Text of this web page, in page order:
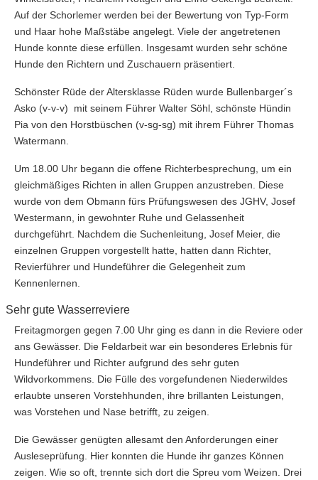
Auf der Schorlemer werden bei der Bewertung von Typ-Form
und Haar hohe Maßstäbe angelegt. Viele der angetretenen
Hunde konnte diese erfüllen. Insgesamt wurden sehr schöne
Hunde den Richtern und Zuschauern präsentiert.
Schönster Rüde der Altersklasse Rüden wurde Bullenbarger´s
Asko (v-v-v) mit seinem Führer Walter Söhl, schönste Hündin
Pia von den Horstbüschen (v-sg-sg) mit ihrem Führer Thomas
Watermann.
Um 18.00 Uhr begann die offene Richterbesprechung, um ein
gleichmäßiges Richten in allen Gruppen anzustreben. Diese
wurde von dem Obmann fürs Prüfungswesen des JGHV, Josef
Westermann, in gewohnter Ruhe und Gelassenheit
durchgeführt. Nachdem die Suchenleitung, Josef Meier, die
einzelnen Gruppen vorgestellt hatte, hatten dann Richter,
Revierführer und Hundeführer die Gelegenheit zum
Kennenlernen.
Sehr gute Wasserreviere
Freitagmorgen gegen 7.00 Uhr ging es dann in die Reviere oder
ans Gewässer. Die Feldarbeit war ein besonderes Erlebnis für
Hundeführer und Richter aufgrund des sehr guten
Wildvorkommens. Die Fülle des vorgefundenen Niederwildes
erlaubte unseren Vorstehhunden, ihre brillanten Leistungen,
was Vorstehen und Nase betrifft, zu zeigen.
Die Gewässer genügten allesamt den Anforderungen einer
Ausleseprüfung. Hier konnten die Hunde ihr ganzes Können
zeigen. Wie so oft, trennte sich dort die Spreu vom Weizen. Drei